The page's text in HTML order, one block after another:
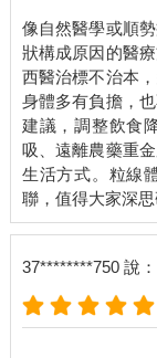
佳的是比例是20：
足夠的份量。如果
久下來對健康不利
進行第二區訓練時
在學術上，我們用
大耗氧量（VO2
但這方法對一般人
你在做第二區訓練
果正在講電話，對
流暢，如果你不能
另外，也可用心跳
二區就是將心跳控
像自然醫學或順
狀構成原因的醫
西醫治標不治本
身體多有負擔，
建議，調整飲食
吸、遠離農藥重
生活方式。粒線
37********750 說：